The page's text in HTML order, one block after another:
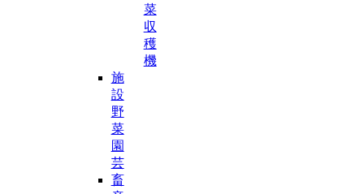
菜
収
穫
機
施
設
野
菜
園
芸
畜